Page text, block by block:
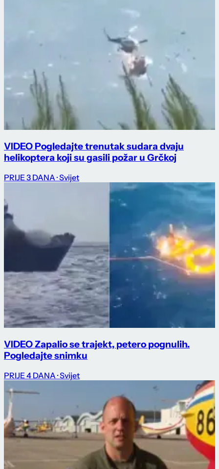
VIDEO Pogledajte trenutak sudara dvaju
helikoptera koji su gasili požar u Grčkoj
PRIJE 3 DANA · Svijet
VIDEO Zapalio se trajekt, petero pognulih.
Pogledajte snimku
PRIJE 4 DANA · Svijet